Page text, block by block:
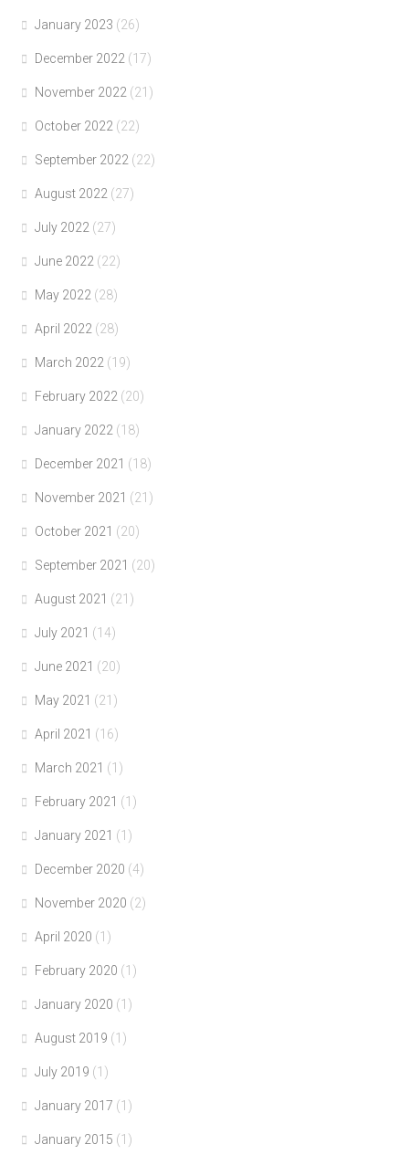
January 2023 (26)
December 2022 (17)
November 2022 (21)
October 2022 (22)
September 2022 (22)
August 2022 (27)
July 2022 (27)
June 2022 (22)
May 2022 (28)
April 2022 (28)
March 2022 (19)
February 2022 (20)
January 2022 (18)
December 2021 (18)
November 2021 (21)
October 2021 (20)
September 2021 (20)
August 2021 (21)
July 2021 (14)
June 2021 (20)
May 2021 (21)
April 2021 (16)
March 2021 (1)
February 2021 (1)
January 2021 (1)
December 2020 (4)
November 2020 (2)
April 2020 (1)
February 2020 (1)
January 2020 (1)
August 2019 (1)
July 2019 (1)
January 2017 (1)
January 2015 (1)